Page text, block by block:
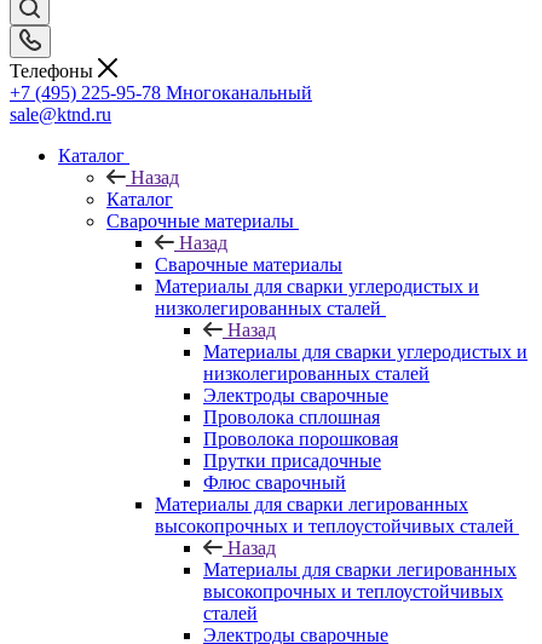
Телефоны
+7 (495) 225-95-78 Многоканальный
sale@ktnd.ru
Каталог
Назад
Каталог
Сварочные материалы
Назад
Сварочные материалы
Материалы для сварки углеродистых и
низколегированных сталей
Назад
Материалы для сварки углеродистых и
низколегированных сталей
Электроды сварочные
Проволока сплошная
Проволока порошковая
Прутки присадочные
Флюс сварочный
Материалы для сварки легированных
высокопрочных и теплоустойчивых сталей
Назад
Материалы для сварки легированных
высокопрочных и теплоустойчивых
сталей
Электроды сварочные